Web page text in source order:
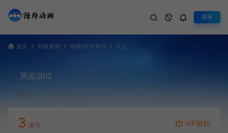
登录
首页 特效素材 情绪/符号系列 正文
哭流泪02
747
3 漫币 VIP折扣